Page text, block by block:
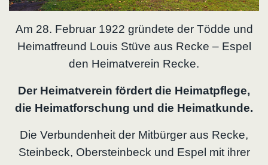
Am 28. Februar 1922 gründete der Tödde und
Heimatfreund Louis Stüve aus Recke – Espel
den Heimatverein Recke.
Der Heimatverein fördert die Heimatpflege,
die Heimatforschung und die Heimatkunde.
Die Verbundenheit der Mitbürger aus Recke,
Steinbeck, Obersteinbeck und Espel mit ihrer